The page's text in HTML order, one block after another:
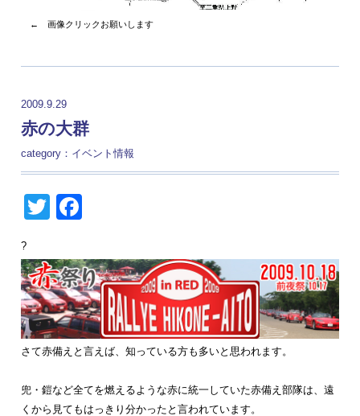
← 画像クリックお願いします
2009.9.29
赤の大群
category： イベント情報
TwitterFacebook
?
さて赤備えと言えば、知っている方も多いと思われます。
兜・鎧など全てを燃えるような赤に統一していた赤備え部隊は、遠
くから見てもはっきり分かったと言われています。